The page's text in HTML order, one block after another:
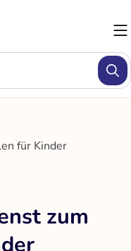
für Kinder
zum